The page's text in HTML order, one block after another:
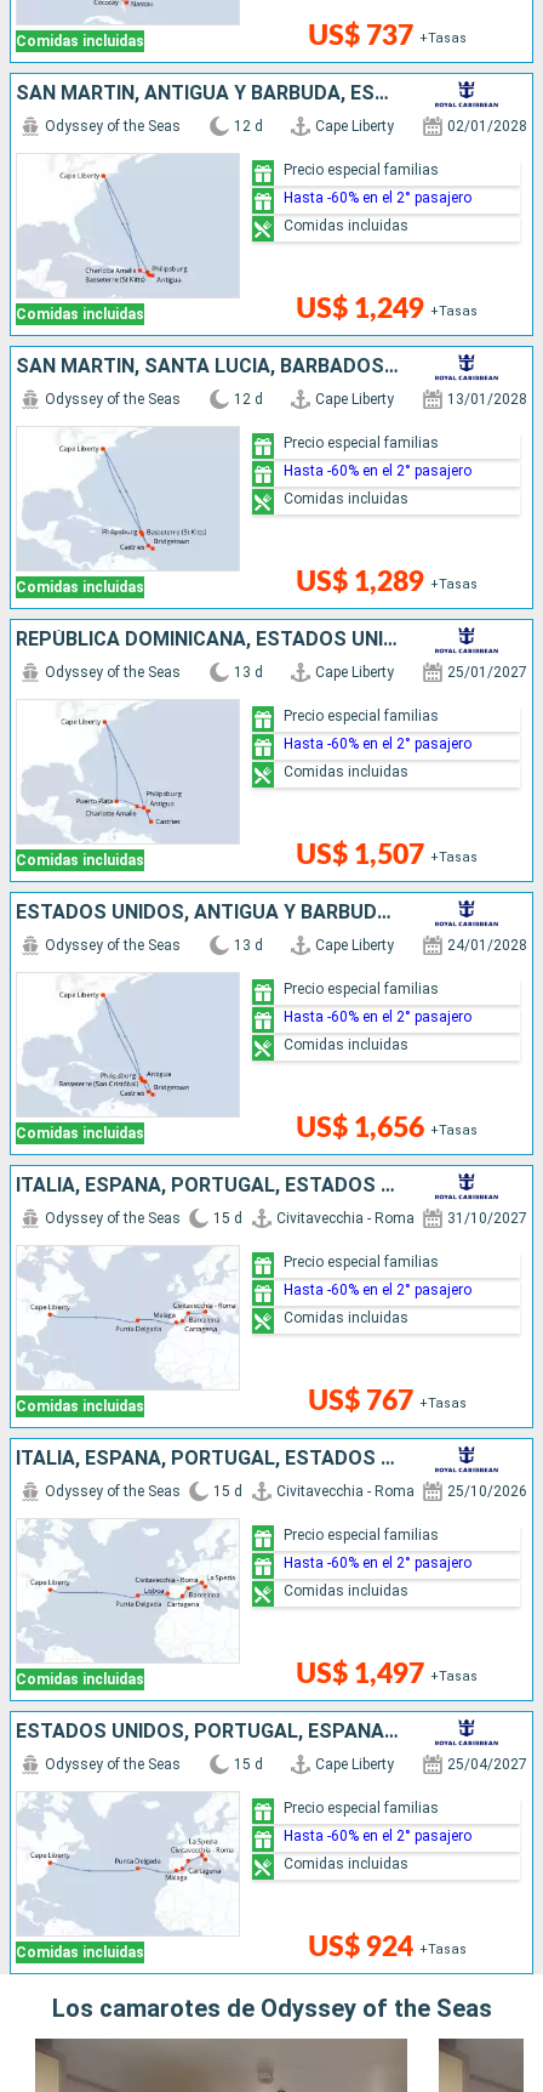
Comidas incluidas US$ 737 +Tasas
SAN MARTÍN, ANTIGUA Y BARBUDA, ESTADOS UNIDOS
Comidas incluidas
Odyssey of the Seas 12 d Cape Liberty 02/01/2028
US$ 1,249 +Tasas
Precio especial familias
Hasta -60% en el 2° pasajero
Comidas incluidas
SAN MARTÍN, SANTA LUCIA, BARBADOS, ESTADOS UNIDOS
Comidas incluidas
Odyssey of the Seas 12 d Cape Liberty 13/01/2028
US$ 1,289 +Tasas
Precio especial familias
Hasta -60% en el 2° pasajero
Comidas incluidas
REPÚBLICA DOMINICANA, ESTADOS UNIDOS, ANTIGUA Y BARBUDA, SANTA LUCIA, SAN MARTÍN
Comidas incluidas
Odyssey of the Seas 13 d Cape Liberty 25/01/2027
US$ 1,507 +Tasas
Precio especial familias
Hasta -60% en el 2° pasajero
Comidas incluidas
ESTADOS UNIDOS, ANTIGUA Y BARBUDA, BARBADOS, SANTA LUCIA, SAN MARTÍN
Comidas incluidas
Odyssey of the Seas 13 d Cape Liberty 24/01/2028
US$ 1,656 +Tasas
Precio especial familias
Hasta -60% en el 2° pasajero
Comidas incluidas
ITALIA, ESPAÑA, PORTUGAL, ESTADOS UNIDOS
Comidas incluidas
Odyssey of the Seas 15 d Civitavecchia - Roma 31/10/2027
US$ 767 +Tasas
Precio especial familias
Hasta -60% en el 2° pasajero
Comidas incluidas
ITALIA, ESPAÑA, PORTUGAL, ESTADOS UNIDOS
Comidas incluidas
Odyssey of the Seas 15 d Civitavecchia - Roma 25/10/2026
US$ 1,497 +Tasas
Precio especial familias
Hasta -60% en el 2° pasajero
Comidas incluidas
ESTADOS UNIDOS, PORTUGAL, ESPAÑA, ITALIA
Comidas incluidas
Odyssey of the Seas 15 d Cape Liberty 25/04/2027
US$ 924 +Tasas
Precio especial familias
Hasta -60% en el 2° pasajero
Comidas incluidas
Los camarotes de Odyssey of the Seas